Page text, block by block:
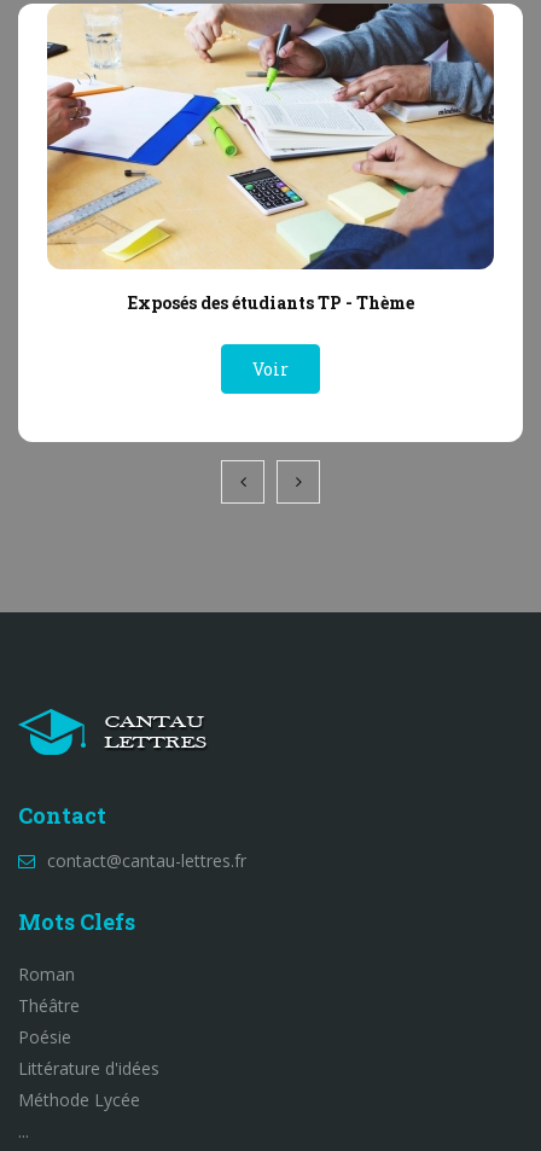
Exposés des étudiants TP - Thème
Voir
Contact
contact@cantau-lettres.fr
Mots Clefs
Roman
Théâtre
Poésie
Littérature d'idées
Méthode Lycée
...